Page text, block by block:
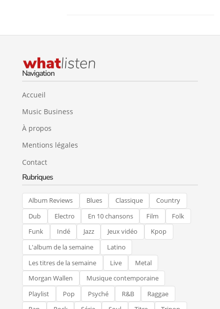
Navigation
Accueil
Music Business
À propos
Mentions légales
Contact
Rubriques
Album Reviews Blues Classique
Country
Dub
Electro En 10 chansons Film
Folk
Funk
Indé Jazz Jeux vidéo
Kpop
L'album de la semaine
Latino
Les titres de la semaine
Live
Metal
Morgan Wallen
Musique contemporaine
Playlist
Pop Psyché R&B
Raggae